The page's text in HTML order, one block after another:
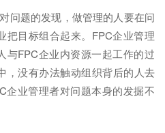
问题的发现，做管理的人要在问
把目标组合起来。FPC企业管理
与FPC企业内资源一起工作的过
，没有办法触动组织背后的人去
企业管理者对问题本身的发掘不